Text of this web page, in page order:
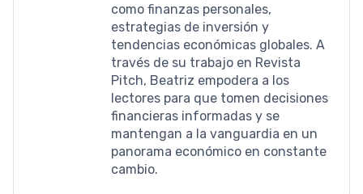
como finanzas personales,
estrategias de inversión y
tendencias económicas globales. A
través de su trabajo en Revista
Pitch, Beatriz empodera a los
lectores para que tomen decisiones
financieras informadas y se
mantengan a la vanguardia en un
panorama económico en constante
cambio.